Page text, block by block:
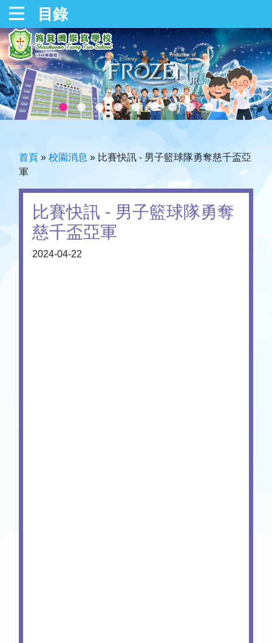
目錄
首頁 » 校園消息 » 比賽快訊 - 男子籃球隊勇奪慈千盃亞
軍
比賽快訊 - 男子籃球隊勇奪
慈千盃亞軍
2024-04-22